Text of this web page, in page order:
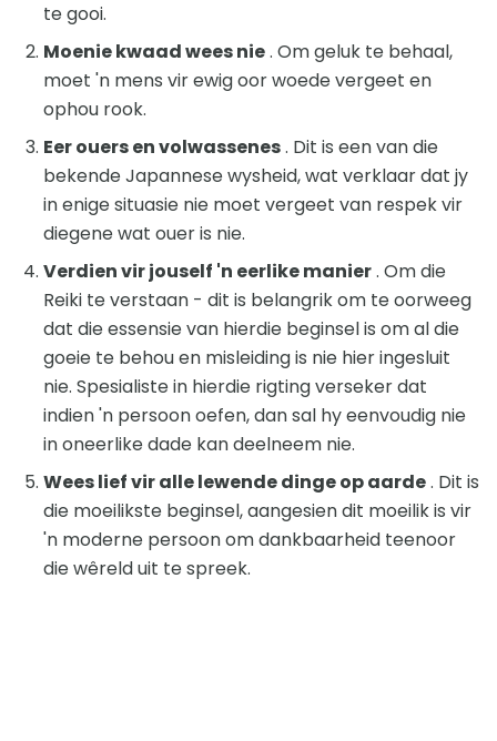
te gooi.
Moenie kwaad wees nie. Om geluk te behaal,
moet 'n mens vir ewig oor woede vergeet en
ophou rook.
Eer ouers en volwassenes. Dit is een van die
bekende Japannese wysheid, wat verklaar dat jy
in enige situasie nie moet vergeet van respek vir
diegene wat ouer is nie.
Verdien vir jouself 'n eerlike manier. Om die
Reiki te verstaan ​​- dit is belangrik om te oorweeg
dat die essensie van hierdie beginsel is om al die
goeie te behou en misleiding is nie hier ingesluit
nie. Spesialiste in hierdie rigting verseker dat
indien 'n persoon oefen, dan sal hy eenvoudig nie
in oneerlike dade kan deelneem nie.
Wees lief vir alle lewende dinge op aarde. Dit is
die moeilikste beginsel, aangesien dit moeilik is vir
'n moderne persoon om dankbaarheid teenoor
die wêreld uit te spreek.